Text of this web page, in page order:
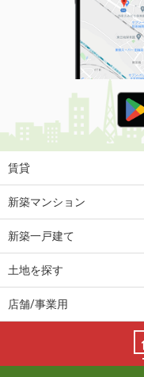
賃貸
新築マンション
新築一戸建て
土地を探す
店舗/事業用